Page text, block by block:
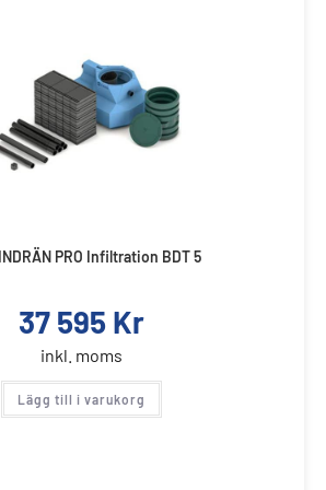
PRO Infiltration BDT 5
37 595 Kr
inkl. moms
Lägg till i varukorg